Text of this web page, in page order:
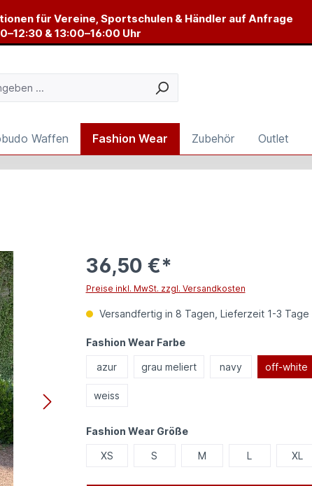
für Vereine, Sportschulen & Händler auf Anfrage
& 13:00–16:00 Uhr
Waffen Fashion Wear Zubehör Outlet
36,50 €*
Preise inkl. MwSt. zzgl. Versandkosten
Versandfertig in 8 Tagen, Lieferzeit 1-3 Tage
Fashion Wear Farbeauswählen
azur grau meliert navy off-white
weiss
Fashion Wear Größeauswählen
XS S M L XL